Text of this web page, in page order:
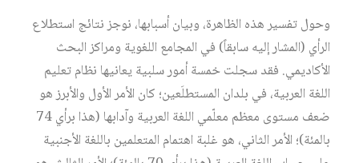
وحول تفسير هذه الظاهرة، وبيان أسبابها، نوجز نتائج استطلاع
الرأي (المشار إليه سابقاً) في المجامع اللغوية ومراكز البحث
الأكاديمي. فقد سجلت خمسة أمور سلبية يعانيها نظام تعليم
اللغة العربية، في بلدان المستطلَعين؛ كان الأمر الأول والأبرز هو
ضعف مستوى معظم معلّمي اللغة العربية وآدابها (هذا برأي 74
بالمئة)؛ الأمر الثاني، هو غلبة اهتمام المتعلمين باللغة الأجنبية